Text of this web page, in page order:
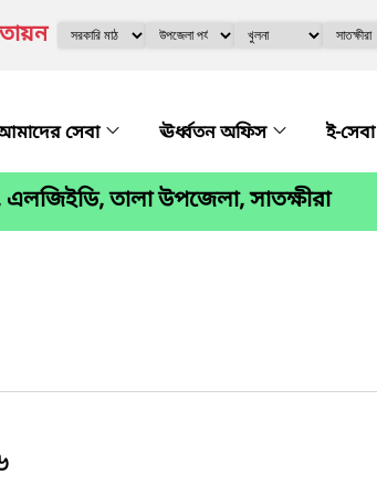
সেবা ঊর্ধ্বতন অফিস ই-সেবা
তালা উপজেলা, সাতক্ষীরা